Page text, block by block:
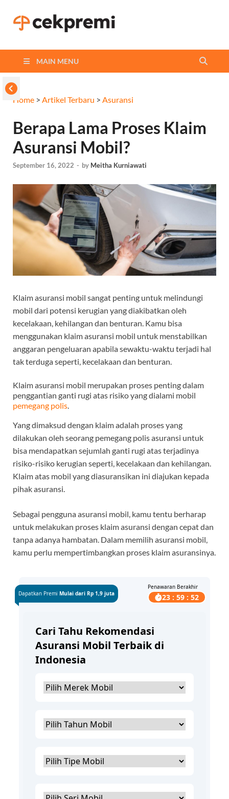
MAIN MENU
Home > Artikel Terbaru > Asuransi
Berapa Lama Proses Klaim
Asuransi Mobil?
September 16, 2022 - by Meitha Kurniawati
Klaim asuransi mobil sangat penting untuk melindungi
mobil dari potensi kerugian yang diakibatkan oleh
kecelakaan, kehilangan dan benturan. Kamu bisa
menggunakan klaim asuransi mobil untuk menstabilkan
anggaran pengeluaran apabila sewaktu-waktu terjadi hal
tak terduga seperti, kecelakaan dan benturan.
Klaim asuransi mobil merupakan proses penting dalam
penggantian ganti rugi atas risiko yang dialami mobil
pemegang polis.
Yang dimaksud dengan klaim adalah proses yang
dilakukan oleh seorang pemegang polis asuransi untuk
bisa mendapatkan sejumlah ganti rugi atas terjadinya
risiko-risiko kerugian seperti, kecelakaan dan kehilangan.
Klaim atas mobil yang diasuransikan ini diajukan kepada
pihak asuransi.
Sebagai pengguna asuransi mobil, kamu tentu berharap
untuk melakukan proses klaim asuransi dengan cepat dan
tanpa adanya hambatan. Dalam memilih asuransi mobil,
kamu perlu mempertimbangkan proses klaim asuransinya.